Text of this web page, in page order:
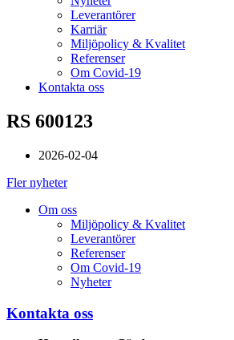
Leverantörer
Karriär
Miljöpolicy & Kvalitet
Referenser
Om Covid-19
Kontakta oss
RS 600123
2026-02-04
Fler nyheter
Om oss
Miljöpolicy & Kvalitet
Leverantörer
Referenser
Om Covid-19
Nyheter
Kontakta oss